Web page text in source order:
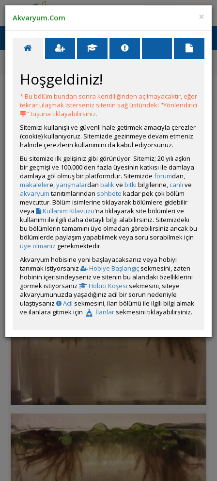
Ana Menü
Akvaryum Tanıtımı
Ternapi Küçük Bir Su Birikintisi
YANIT YAZ Git
ternapi
Çevrim Dışı
Özel Üye
Gönderim Zamanı:12 Kasım 2019 03:26
Tank yüzeyini istila eden salviniaları seyreltip büyüklü küçüklü
kaplara aktarmıştım.
Az evvel bu minik kapta, belli belirsiz bir hareket algılayınca
yakından baktım ve
mini mini bir yavru balık sağa sola
kaçışıyor
Medaka mı, lampeye mı bilemiyorum...
Fotoğraflarda netlik sorunlu olsa da o görülen karartı, minik
arkadaşın koca gözleri oluyor
×
Akvaryum.Com
Hoşgeldiniz!
* Bu bölüm bundan sonra kendiliğinden açılmayacaktır, eğer
tekrar ulaşmak isterseniz sitenin sağ üstündeki "Yönlendirici
" tuşuna tıklayabilirsiniz.
Sitemizi kullanışlı ve güvenli hale getirmek amacıyla çerezler
(cookie) kullanıyoruz. Sitemizde gezinmeye devam etmeniz
halinde çerezlerin kullanımını da kabul ediyorsunuz.
Bu sitemize ilk gelişiniz gibi görünüyor. Sitemiz; 20 yılı aşkın
bir geçmişi ve 100.000'den fazla üyesinin katkısı ile damlaya
damlaya göl olmuş bir platformdur. Sitemizde forumdan,
makalelere,yarışmalardan balıkve bitki bilgilerine, canlı ve
akvaryum tanıtımlarından sohbete kadar pek çok bölüm
mevcuttur. Bölüm isimlerine tıklayarak bölümlere gidebilir
veya
Kullanım Kılavuzu'na tıklayarak site bölümleri ve
kullanımı ile ilgili daha detaylı bilgi alabilirsiniz. Sitemizdeki
bu bölümlerin tamamını üye olmadan görebilirsiniz ancak bu
bölümlerde paylaşım yapabilmek veya soru sorabilmek için
üye olmanız gerekmektedir.
Akvaryum hobisine yeni başlayacaksanız veya hobiyi
tanımak istiyorsanız
Hobiye Başlangıç sekmesini, zaten
hobinin içerisindeyseniz ve sitenin bu alandaki özelliklerini
görmek istiyorsanız
Hobici Köşesi sekmesini, siteye
akvaryumunuzda yaşadığınız acil bir sorun nedeniyle
ulaştıysanız
Acil sekmesini, ilan bölümü ile ilgili bilgi almak
ve ilanlara gitmek için
İlanlar sekmesini tıklayabilirsiniz.